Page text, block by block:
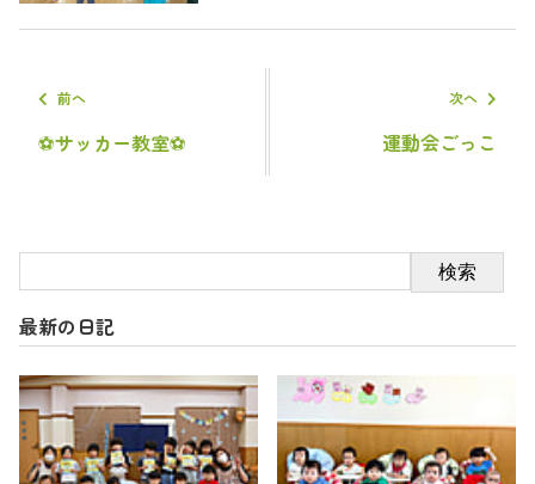
前へ
⚽サッカー教室⚽
次へ
運動会ごっこ
検索
最新の日記